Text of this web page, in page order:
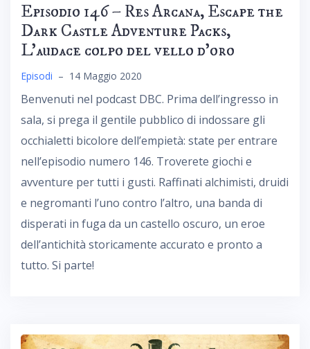
Episodio 146 – Res Arcana, Escape the
Dark Castle Adventure Packs,
L’audace colpo del vello d’oro
Episodi – 14 Maggio 2020
Benvenuti nel podcast DBC. Prima dell’ingresso in
sala, si prega il gentile pubblico di indossare gli
occhialetti bicolore dell’empietà: state per entrare
nell’episodio numero 146. Troverete giochi e
avventure per tutti i gusti. Raffinati alchimisti, druidi
e negromanti l’uno contro l’altro, una banda di
disperati in fuga da un castello oscuro, un eroe
dell’antichità storicamente accurato e pronto a
tutto. Si parte!